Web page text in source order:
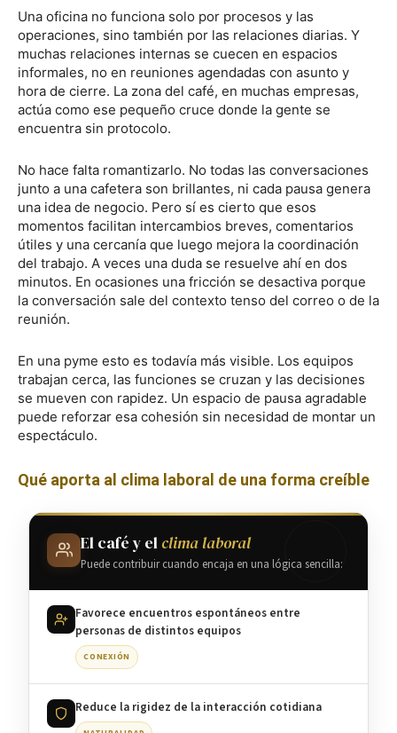
Una oficina no funciona solo por procesos y las
operaciones, sino también por las relaciones diarias. Y
muchas relaciones internas se cuecen en espacios
informales, no en reuniones agendadas con asunto y
hora de cierre. La zona del café, en muchas empresas,
actúa como ese pequeño cruce donde la gente se
encuentra sin protocolo.
No hace falta romantizarlo. No todas las conversaciones
junto a una cafetera son brillantes, ni cada pausa genera
una idea de negocio. Pero sí es cierto que esos
momentos facilitan intercambios breves, comentarios
útiles y una cercanía que luego mejora la coordinación
del trabajo. A veces una duda se resuelve ahí en dos
minutos. En ocasiones una fricción se desactiva porque
la conversación sale del contexto tenso del correo o de la
reunión.
En una pyme esto es todavía más visible. Los equipos
trabajan cerca, las funciones se cruzan y las decisiones
se mueven con rapidez. Un espacio de pausa agradable
puede reforzar esa cohesión sin necesidad de montar un
espectáculo.
Qué aporta al clima laboral de una forma creíble
El café y el clima laboral
Puede contribuir cuando encaja en una lógica sencilla:
Favorece encuentros espontáneos entre
personas de distintos equipos
CONEXIÓN
Reduce la rigidez de la interacción cotidiana